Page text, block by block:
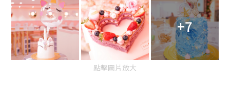
+7
點擊圖片放大